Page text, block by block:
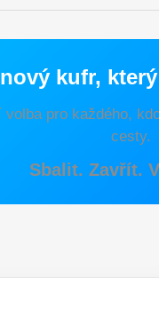
kufr,
volba pro každého,
cesty.
Sbalit. Zavřít.